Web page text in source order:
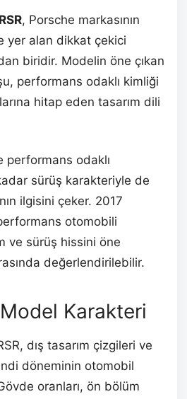
, Porsche markasının
yer alan dikkat çekici
biridir. Modelin öne çıkan
performans odaklı kimliği
hitap eden tasarım dili
performans odaklı
sürüş karakteriyle de
ilgisini çeker. 2017
otomobili
ve sürüş hissini öne
değerlendirilebilir.
Karakteri
dış tasarım çizgileri ve
döneminin otomobil
Gövde oranları, ön bölüm